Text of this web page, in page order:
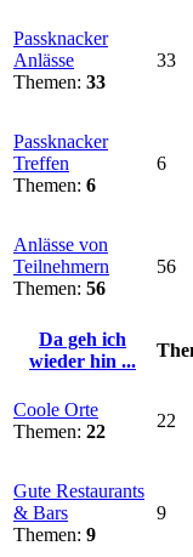
Passknacker
Anlässe
Themen: 33
33
Passknacker
Treffen
Themen: 6
6
Anlässe von
Teilnehmern
Themen: 56
56
Da geh ich
wieder hin ...
Coole Orte
Themen: 22
22
Gute Restaurants
& Bars
Themen: 9
9